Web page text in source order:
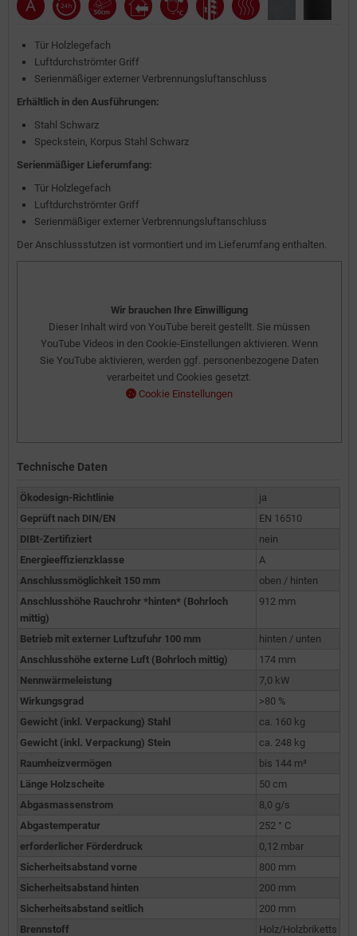
Tür Holzlegefach
Luftdurchströmter Griff
Serienmäßiger externer Verbrennungsluftanschluss
Erhältlich in den Ausführungen:
Stahl Schwarz
Speckstein, Korpus Stahl Schwarz
Serienmäßiger Lieferumfang:
Tür Holzlegefach
Luftdurchströmter Griff
Serienmäßiger externer Verbrennungsluftanschluss
Der Anschlussstutzen ist vormontiert und im Lieferumfang enthalten.
Wir brauchen Ihre Einwilligung
Dieser Inhalt wird von YouTube bereit gestellt. Sie müssen
YouTube Videos in den Cookie-Einstellungen aktivieren. Wenn
Sie YouTube aktivieren, werden ggf. personenbezogene Daten
verarbeitet und Cookies gesetzt.
Cookie Einstellungen
Technische Daten
Ökodesign-Richtlinie
ja
Geprüft nach DIN/EN
EN 16510
DIBt-Zertifiziert
nein
Energieeffizienzklasse
A
Anschlussmöglichkeit 150 mm
oben / hinten
Anschlusshöhe Rauchrohr *hinten* (Bohrloch
mittig)
912 mm
Betrieb mit externer Luftzufuhr 100 mm
hinten / unten
Anschlusshöhe externe Luft (Bohrloch mittig)
174 mm
Nennwärmeleistung
7,0 kW
Wirkungsgrad
>80 %
Gewicht (inkl. Verpackung) Stahl
ca. 160 kg
Gewicht (inkl. Verpackung) Stein
ca. 248 kg
Raumheizvermögen
bis 144 m³
Länge Holzscheite
50 cm
Abgasmassenstrom
8,0 g/s
Abgastemperatur
252 ° C
erforderlicher Förderdruck
0,12 mbar
Sicherheitsabstand vorne
800 mm
Sicherheitsabstand hinten
200 mm
Sicherheitsabstand seitlich
200 mm
Brennstoff
Holz/Holzbriketts